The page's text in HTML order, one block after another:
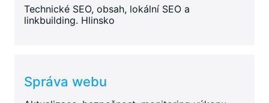
Technické SEO, obsah, lokální SEO a
linkbuilding. Hlinsko
Správa webu